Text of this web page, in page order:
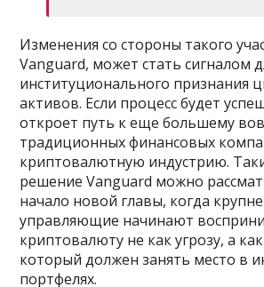
Изменения со стороны такого
Vanguard, может стать сигналом
институционального признания
активов. Если процесс будет
откроет путь к еще большему
традиционных финансовых
криптовалютную индустрию.
решение Vanguard можно
начало новой главы, когда
управляющие начинают
криптовалюту не как угрозу, а
который должен занять место в
портфелях.